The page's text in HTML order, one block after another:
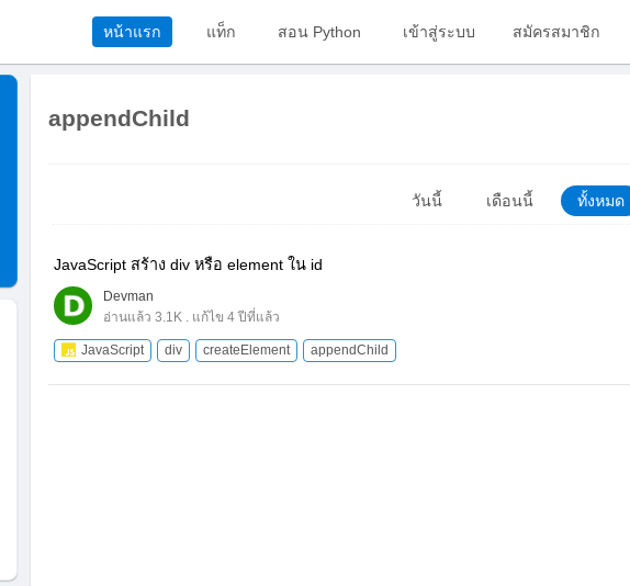
หน้าแรก แท็ก สอน Python เข้าสู่ระบบ สมัครสมาชิก
appendChild
ทั้งหมด
เดือนนี้
วันนี้
JavaScript สร้าง div หรือ element ใน id
Devman
อ่านแล้ว 3.1K . แก้ไข 4 ปีที่แล้ว
JavaScript div createElement appendChild